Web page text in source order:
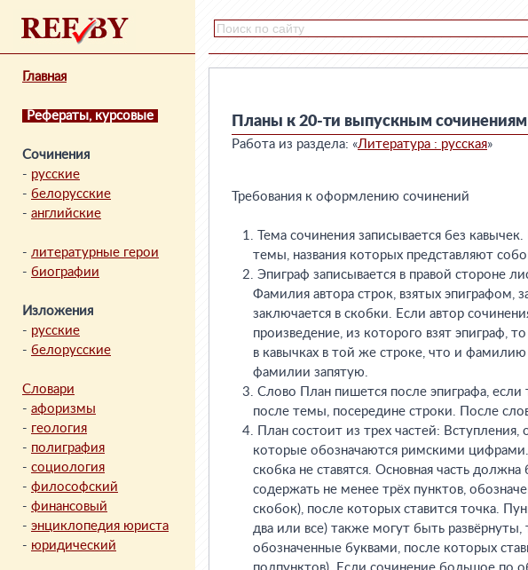
Главная
Рефераты, курсовые
Сочинения
- русские
- белорусские
- английские
- литературные герои
- биографии
Изложения
- русские
- белорусские
Словари
- афоризмы
- геология
- полиграфия
- социология
- философский
- финансовый
- энциклопедия юриста
- юридический
Планы к 20-ти выпускным сочинениям
Работа из раздела: «Литература : русская»